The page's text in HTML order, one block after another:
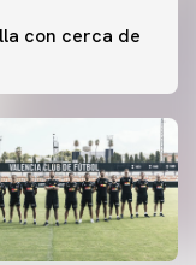
con cerca de